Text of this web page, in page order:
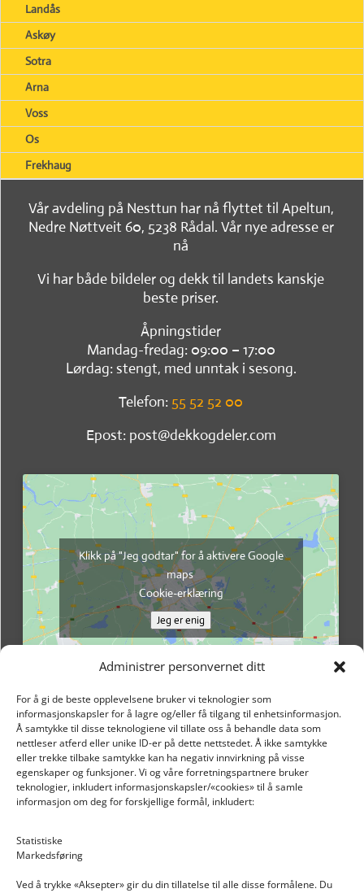
Administrer personvernet ditt
For å gi de beste opplevelsene bruker vi teknologier som
informasjonskapsler for å lagre og/eller få tilgang til enhetsinformasjon.
Å samtykke til disse teknologiene vil tillate oss å behandle data som
nettleser atferd eller unike ID-er på dette nettstedet. Å ikke samtykke
eller trekke tilbake samtykke kan ha negativ innvirkning på visse
egenskaper og funksjoner. Vi og våre forretningspartnere bruker
teknologier, inkludert informasjonskapsler/«cookies» til å samle
informasjon om deg for forskjellige formål, inkludert:
Statistiske
Markedsføring
Ved å trykke «Aksepter» gir du din tillatelse til alle disse formålene. Du
Landås
Askøy
Sotra
Arna
Voss
Os
Frekhaug
Vår avdeling på Nesttun har nå flyttet til Apeltun,
Nedre Nøttveit 60, 5238 Rådal. Vår nye adresse er
nå
Vi har både bildeler og dekk til landets kanskje
beste priser.
Åpningstider
Mandag-fredag: 09:00 – 17:00
Lørdag: stengt, med unntak i sesong.
Telefon: 55 52 52 00
Epost: post@dekkogdeler.com
Klikk på "Jeg godtar" for å aktivere Google
maps
Cookie-erklæring
Jeg er enig